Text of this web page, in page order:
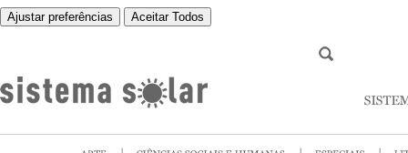
Ajustar preferências Aceitar Todos